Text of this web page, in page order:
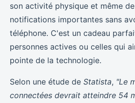
son activité physique et même
notifications importantes sans
téléphone. C'est un cadeau
personnes actives ou celles qui
pointe de la technologie.
Selon une étude de Statista, "Le
connectées devrait atteindre 54